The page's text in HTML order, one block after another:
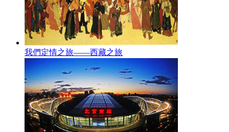
我們定情之旅——西藏之旅